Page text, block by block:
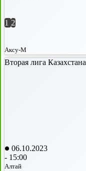
1 2
Аксу-М
Вторая лига Казахстана
06.10.2023
- 15:00
Алтай